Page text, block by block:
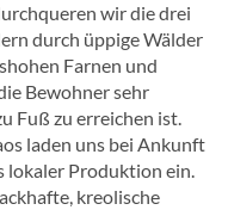
wir die drei
durch üppige Wälder
Farnen und
Bewohner sehr
Fuß zu erreichen ist.
laden uns bei Ankunft
lokaler Produktion ein.
kreolische